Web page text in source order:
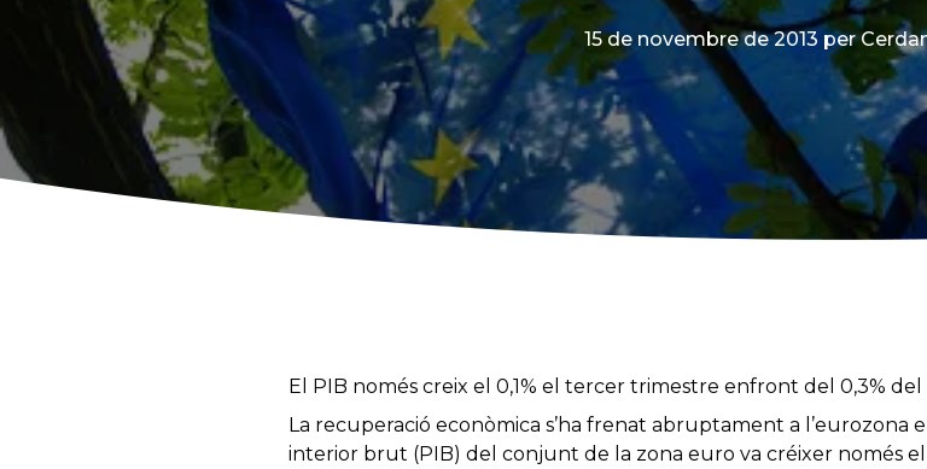
15 de novembre de 2013 per
El PIB només creix el 0,1% el tercer trimestre enfront del 0,3%
La recuperació econòmica s’ha frenat abruptament a l’eurozona
interior brut (PIB) del conjunt de la zona euro va créixer només